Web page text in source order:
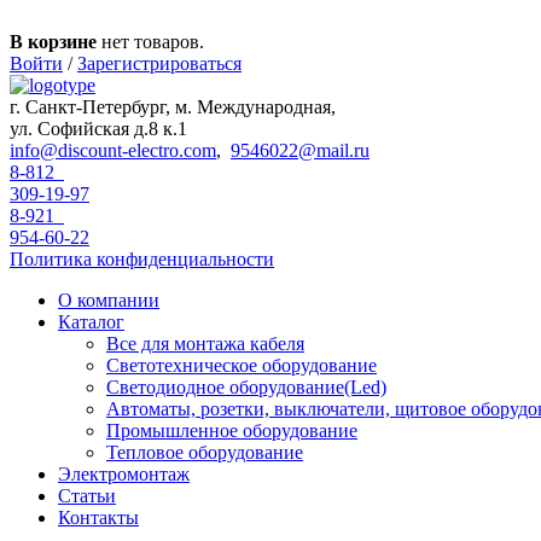
В корзине нет товаров.
Войти / Зарегистрироваться
г. Санкт-Петербург, м. Международная,
ул. Софийская д.8 к.1
info@discount-electro.com, 9546022@mail.ru
8-812
309-19-97
8-921
954-60-22
Политика конфиденциальности
О компании
Каталог
Все для монтажа кабеля
Светотехническое оборудование
Светодиодное оборудование(Led)
Автоматы, розетки, выключатели, щитовое
Промышленное оборудование
Тепловое оборудование
Электромонтаж
Статьи
Контакты